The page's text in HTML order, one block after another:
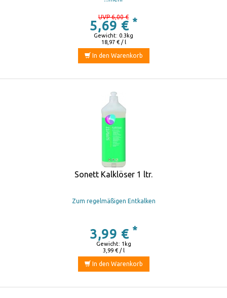
UVP 6,00 €
5,69 € *
18,97 € / l
Gewicht: 0.3kg
In den Warenkorb
Sonett Kalklöser 1 ltr.
Zum regelmäßigen Entkalken
3,99 € *
3,99 € / l
Gewicht: 1kg
In den Warenkorb